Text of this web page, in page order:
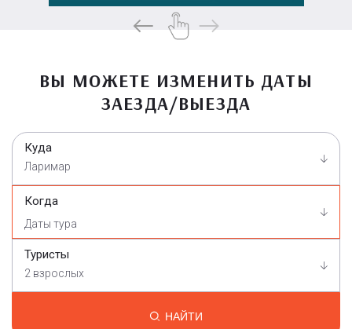
ВЫ МОЖЕТЕ ИЗМЕНИТЬ ДАТЫ
ЗАЕЗДА/ВЫЕЗДА
Куда
Ларимар
Когда
Туристы
2 взрослых
НАЙТИ